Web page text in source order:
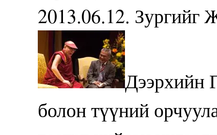
2013.06.12.
Дээрхийн
болон түүний